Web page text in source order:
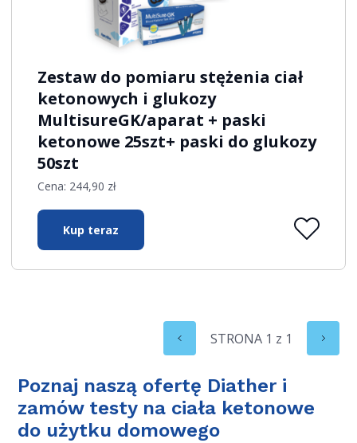
Zestaw do pomiaru stężenia ciał
ketonowych i glukozy
MultisureGK/aparat + paski
ketonowe 25szt+ paski do glukozy
50szt
Cena: 244,90 zł
Kup teraz
STRONA 1 z 1
Poznaj naszą ofertę Diather i
zamów testy na ciała ketonowe
do użytku domowego